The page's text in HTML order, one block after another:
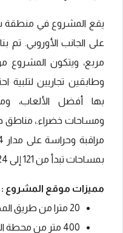
يقع المشروع في
وطابقين تجاريين لتلبية
بها أفضل الألعاب،
ومساحات خضراء.، مناطق
بمساحات تبدأ من 121 إلى 124 مترا مربعا.
مميزات موقع المشروع :
20 مترا من طريق المطار الرئيسي
400 متر من محطة المترو (تحت الإنشاء)